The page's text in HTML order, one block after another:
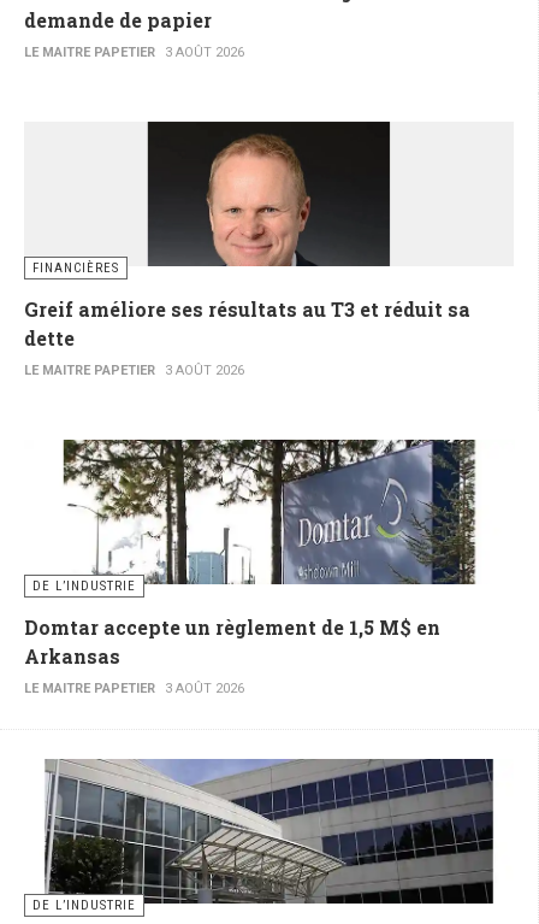
demande de papier
LE MAITRE PAPETIER 3 AOÛT 2026
FINANCIÈRES
Greif améliore ses résultats au T3 et réduit sa
dette
LE MAITRE PAPETIER 3 AOÛT 2026
DE L’INDUSTRIE
Domtar accepte un règlement de 1,5 M$ en
Arkansas
LE MAITRE PAPETIER 3 AOÛT 2026
DE L’INDUSTRIE